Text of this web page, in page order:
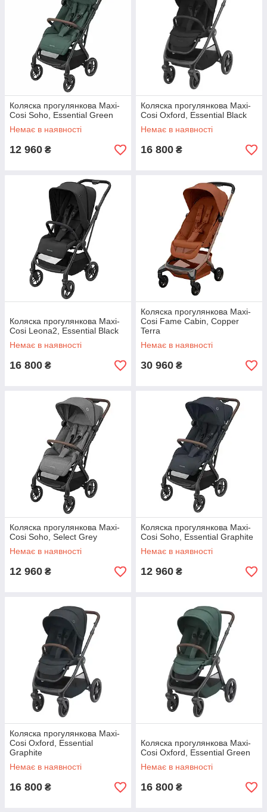
Коляска прогулянкова Maxi-
Cosi Soho, Essential Green
Немає в наявності
12 960 ₴
Коляска прогулянкова Maxi-
Cosi Oxford, Essential Black
Немає в наявності
16 800 ₴
Коляска прогулянкова Maxi-
Cosi Leona2, Essential Black
Немає в наявності
16 800 ₴
Коляска прогулянкова Maxi-
Cosi Fame Cabin, Copper
Terra
Немає в наявності
30 960 ₴
Коляска прогулянкова Maxi-
Cosi Soho, Select Grey
Немає в наявності
12 960 ₴
Коляска прогулянкова Maxi-
Cosi Soho, Essential Graphite
Немає в наявності
12 960 ₴
Коляска прогулянкова Maxi-
Cosi Oxford, Essential
Graphite
Немає в наявності
16 800 ₴
Коляска прогулянкова Maxi-
Cosi Oxford, Essential Green
Немає в наявності
16 800 ₴